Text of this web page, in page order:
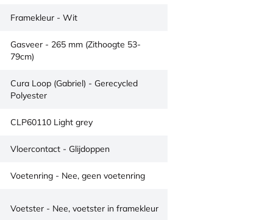
Framekleur - Wit
Gasveer - 265 mm (Zithoogte 53-
79cm)
Cura Loop (Gabriel) - Gerecycled
Polyester
CLP60110 Light grey
Vloercontact - Glijdoppen
Voetenring - Nee, geen voetenring
Voetster - Nee, voetster in framekleur